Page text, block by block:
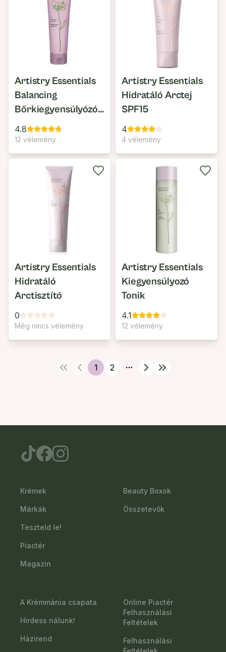
Artistry Essentials
Balancing
Bőrkiegyensúlyózó
Arctisztító
4.8
12 vélemény
Artistry Essentials
Hidratáló Arctej
SPF15
4
4 vélemény
Artistry Essentials
Hidratáló
Arctisztító
0
Még nincs vélemény
Artistry Essentials
Kiegyensúlyozó
Tonik
4.1
12 vélemény
1 2
More pages
Krémek
Márkák
Teszteld le!
Piactér
Magazin
Beauty Boxok
Összetevők
A Krémmánia csapata
Hirdess nálunk!
Házirend
Online Piactér
Felhasználási
Feltételek
Felhasználási